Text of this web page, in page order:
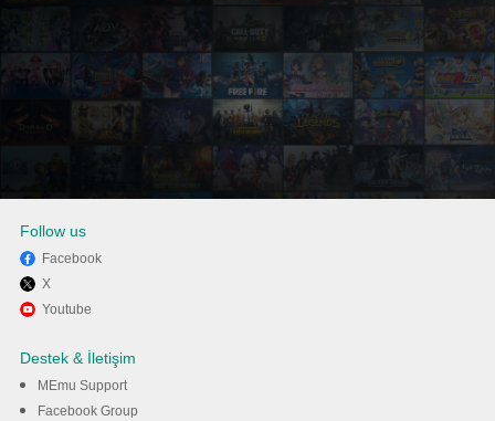
PC’de MEmu ile Cargo
Simulator 2019: Türkiye
oyunun keyfini çıkarın
Follow us
Facebook
X
Youtube
Destek & İletişim
MEmu Support
Facebook Group